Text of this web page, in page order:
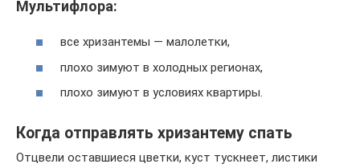
Мультифлора:
все хризантемы — малолетки,
плохо зимуют в холодных регионах,
плохо зимуют в условиях квартиры.
Когда отправлять хризантему спать
Отцвели оставшиеся цветки, куст тускнеет, листики